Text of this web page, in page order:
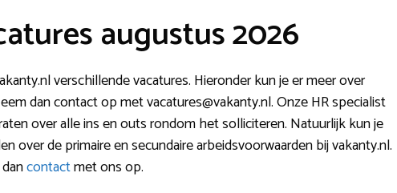
augustus 2026
verschillende vacatures. Hieronder kun je er meer over
dan contact op met vacatures@vakanty.nl. Onze HR specialist
over alle ins en outs rondom het solliciteren. Natuurlijk kun je
over de primaire en secundaire arbeidsvoorwaarden bij vakanty.nl.
contactmet ons op.